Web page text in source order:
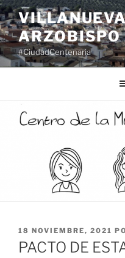
Saltar
al
contenido
ARZOBISPO
#CiudadCentenaria
PUBLICADO
EL
18 NOVIEMBRE, 2021
PACTO DE